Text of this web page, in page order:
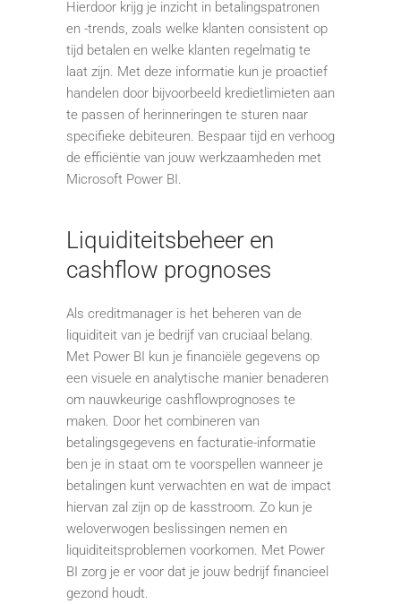
Hierdoor krijg je inzicht in betalingspatronen
en -trends, zoals welke klanten consistent op
tijd betalen en welke klanten regelmatig te
laat zijn. Met deze informatie kun je proactief
handelen door bijvoorbeeld kredietlimieten aan
te passen of herinneringen te sturen naar
specifieke debiteuren. Bespaar tijd en verhoog
de efficiëntie van jouw werkzaamheden met
Microsoft Power BI.
Liquiditeitsbeheer en
cashflow prognoses
Als creditmanager is het beheren van de
liquiditeit van je bedrijf van cruciaal belang.
Met Power BI kun je financiële gegevens op
een visuele en analytische manier benaderen
om nauwkeurige cashflowprognoses te
maken. Door het combineren van
betalingsgegevens en facturatie-informatie
ben je in staat om te voorspellen wanneer je
betalingen kunt verwachten en wat de impact
hiervan zal zijn op de kasstroom. Zo kun je
weloverwogen beslissingen nemen en
liquiditeitsproblemen voorkomen. Met Power
BI zorg je er voor dat je jouw bedrijf financieel
gezond houdt.